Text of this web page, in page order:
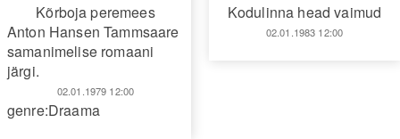
Kõrboja peremees
Anton Hansen Tammsaare
samanimelise romaani
järgi.
02.01.1979 12:00
genre:Draama
Kodulinna head vaimud
02.01.1983 12:00